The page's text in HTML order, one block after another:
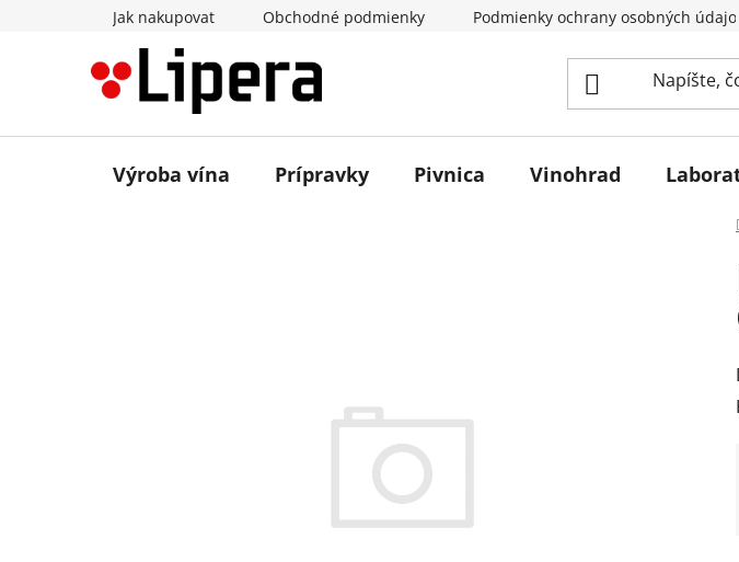
Jak nakupovat Obchodné podmienky Podmienky ochrany osobných údajov
Výroba vína Prípravky Pivnica Vinohrad